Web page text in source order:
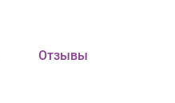
Отзывы